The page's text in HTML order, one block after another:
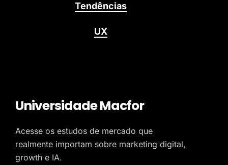
Tendências
UX
Universidade Macfor
Acesse os estudos de mercado que
realmente importam sobre marketing digital,
growth e IA.